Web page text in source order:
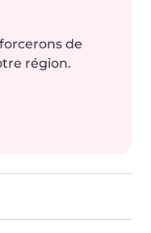
de
région.